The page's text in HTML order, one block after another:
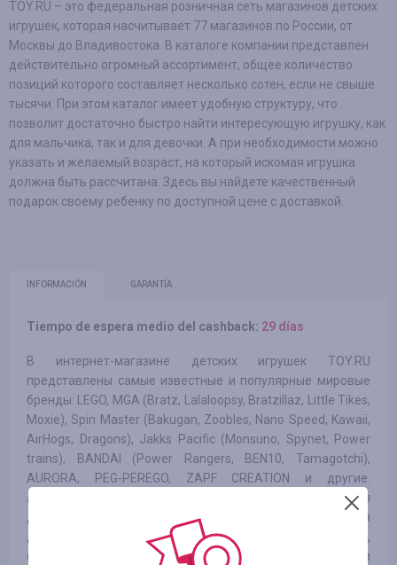
TOY.RU – это федеральная розничная сеть магазинов детских
игрушек, которая насчитывает 77 магазинов по России, от
Москвы до Владивостока. В каталоге компании представлен
действительно огромный ассортимент, общее количество
позиций которого составляет несколько сотен, если не свыше
тысячи. При этом каталог имеет удобную структуру, что
позволит достаточно быстро найти интересующую игрушку, как
для мальчика, так и для девочки. А при необходимости можно
указать и желаемый возраст, на который искомая игрушка
должна быть рассчитана. Здесь вы найдете качественный
подарок своему ребенку по доступной цене с доставкой.
INFORMACIÓN GARANTÍA
Tiempo de espera medio del cashback: 29 días
В интернет-магазине детских игрушек TOY.RU
представлены самые известные и популярные мировые
бренды: LEGO, MGA (Bratz, Lalaloopsy, Bratzillaz, Little Tikes,
Moxie), Spin Master (Bakugan, Zoobles, Nano Speed, Kawaii,
AirHogs, Dragons), Jakks Pacific (Monsuno, Spynet, Power
trains), BANDAI (Power Rangers, BEN10, Tamagotchi),
AURORA, PEG-PEREGO, ZAPF CREATION и другие.
Ассортимент магазина включает в себя игрушки для
детей от 0 до 14 лет. Он представлен как игрушками для
дома (конструкторы, радиоуправляемые модели, куклы,
фигурки героев фильмов и мультфильмов и пр.), так и